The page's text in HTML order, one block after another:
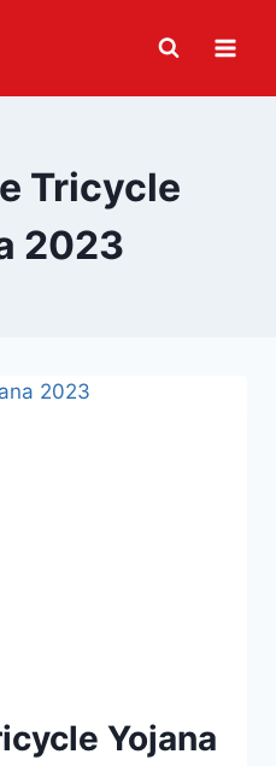
Tricycle
2023
Yojana